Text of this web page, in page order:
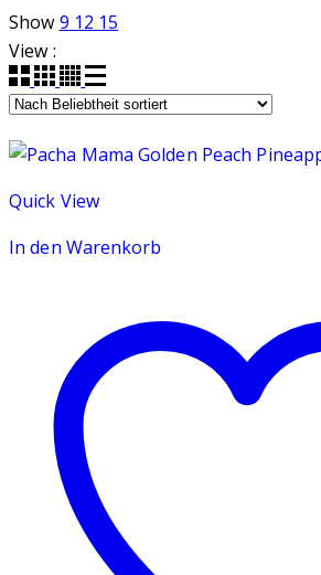
Show 9 12 15
View :
Quick View
In den Warenkorb